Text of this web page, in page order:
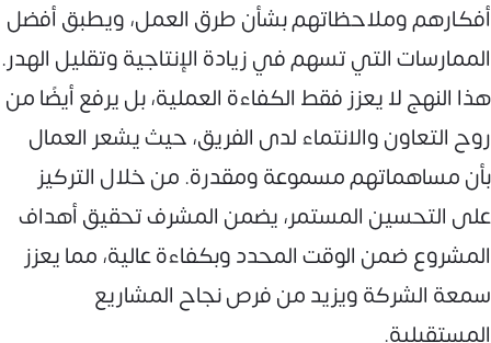
أفكارهم وملاحظاتهم بشأن طرق العمل، ويطبق أفضل
الممارسات التي تسهم في زيادة الإنتاجية وتقليل الهدر.
هذا النهج لا يعزز فقط الكفاءة العملية، بل يرفع أيضًا من
روح التعاون والانتماء لدى الفريق، حيث يشعر العمال
بأن مساهماتهم مسموعة ومقدرة. من خلال التركيز
على التحسين المستمر، يضمن المشرف تحقيق أهداف
المشروع ضمن الوقت المحدد وبكفاءة عالية، مما يعزز
سمعة الشركة ويزيد من فرص نجاح المشاريع
المستقبلية.